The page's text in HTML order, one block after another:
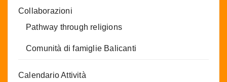
Collaborazioni
Pathway through religions
Comunità di famiglie Balicanti
Calendario Attività